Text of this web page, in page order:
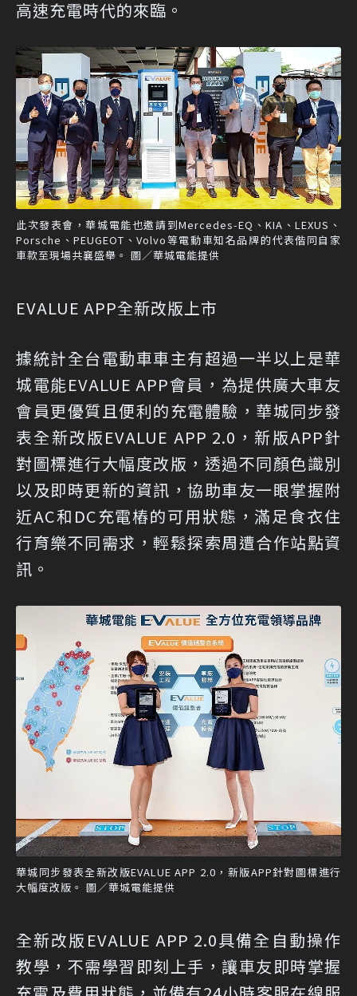
高速充電時代的來臨。
此次發表會，華城電能也邀請到Mercedes-EQ、KIA、LEXUS、
Porsche、PEUGEOT、Volvo等電動車知名品牌的代表偕同自家
車款至現場共襄盛舉。 圖／華城電能提供
EVALUE APP全新改版上市
據統計全台電動車車主有超過一半以上是華
城電能EVALUE APP會員，為提供廣大車友
會員更優質且便利的充電體驗，華城同步發
表全新改版EVALUE APP 2.0，新版APP針
對圖標進行大幅度改版，透過不同顏色識別
以及即時更新的資訊，協助車友一眼掌握附
近AC和DC充電樁的可用狀態，滿足食衣住
行育樂不同需求，輕鬆探索周遭合作站點資
訊。
華城同步發表全新改版EVALUE APP 2.0，新版APP針對圖標進行
大幅度改版。 圖／華城電能提供
全新改版EVALUE APP 2.0具備全自動操作
教學，不需學習即刻上手，讓車友即時掌握